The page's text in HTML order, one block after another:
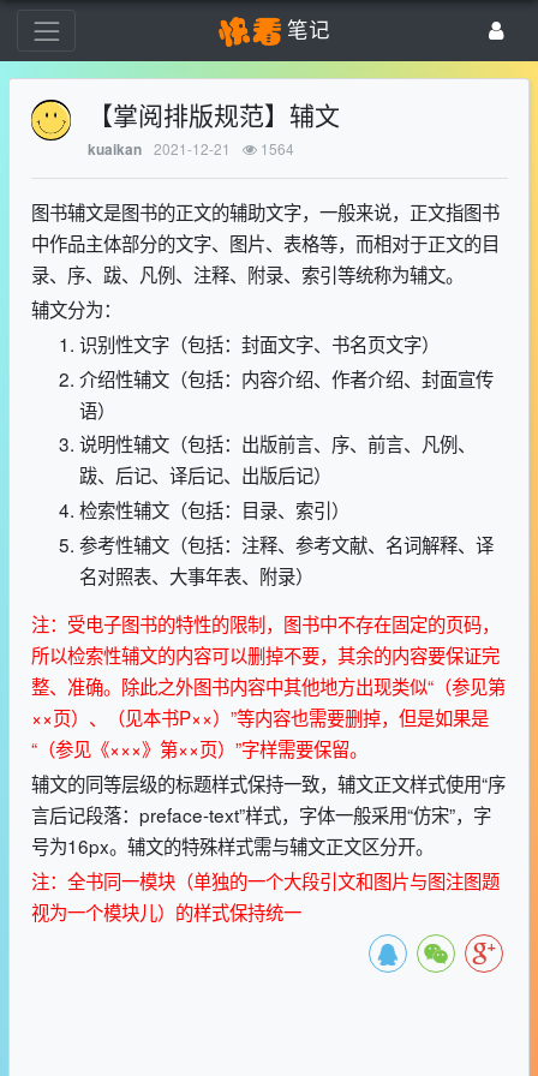
笔记
【掌阅排版规范】辅文
kuaikan 2021-12-21 1564
图书辅文是图书的正文的辅助文字，一般来说，正文指图书
中作品主体部分的文字、图片、表格等，而相对于正文的目
录、序、跋、凡例、注释、附录、索引等统称为辅文。
辅文分为：
识别性文字（包括：封面文字、书名页文字）
介绍性辅文（包括：内容介绍、作者介绍、封面宣传
语）
说明性辅文（包括：出版前言、序、前言、凡例、
跋、后记、译后记、出版后记）
检索性辅文（包括：目录、索引）
参考性辅文（包括：注释、参考文献、名词解释、译
名对照表、大事年表、附录）
注：受电子图书的特性的限制，图书中不存在固定的页码，
所以检索性辅文的内容可以删掉不要，其余的内容要保证完
整、准确。除此之外图书内容中其他地方出现类似“（参见第
××页）、（见本书P××）”等内容也需要删掉，但是如果是
“（参见《×××》第××页）”字样需要保留。
辅文的同等层级的标题样式保持一致，辅文正文样式使用“序
言后记段落：preface-text”样式，字体一般采用“仿宋”，字
号为16px。辅文的特殊样式需与辅文正文区分开。
注：全书同一模块（单独的一个大段引文和图片与图注图题
视为一个模块儿）的样式保持统一